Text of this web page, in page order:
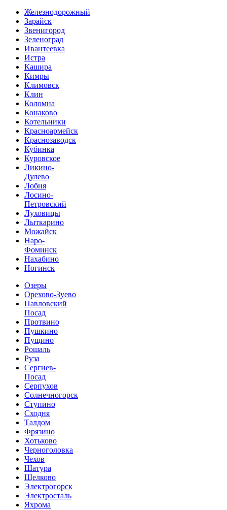
Железнодорожный
Зарайск
Звенигород
Зеленоград
Ивантеевка
Истра
Кашира
Кимры
Климовск
Клин
Коломна
Конаково
Котельники
Красноармейск
Краснозаводск
Кубинка
Куровское
Ликино-
Дулево
Лобня
Лосино-
Петровский
Луховицы
Лыткарино
Можайск
Наро-
Фоминск
Нахабино
Ногинск
Озеры
Орехово-Зуево
Павловский
Посад
Протвино
Пушкино
Пущино
Рошаль
Руза
Сергиев-
Посад
Серпухов
Солнечногорск
Ступино
Сходня
Талдом
Фрязино
Хотьково
Черноголовка
Чехов
Шатура
Щелково
Электрогорск
Электросталь
Яхрома